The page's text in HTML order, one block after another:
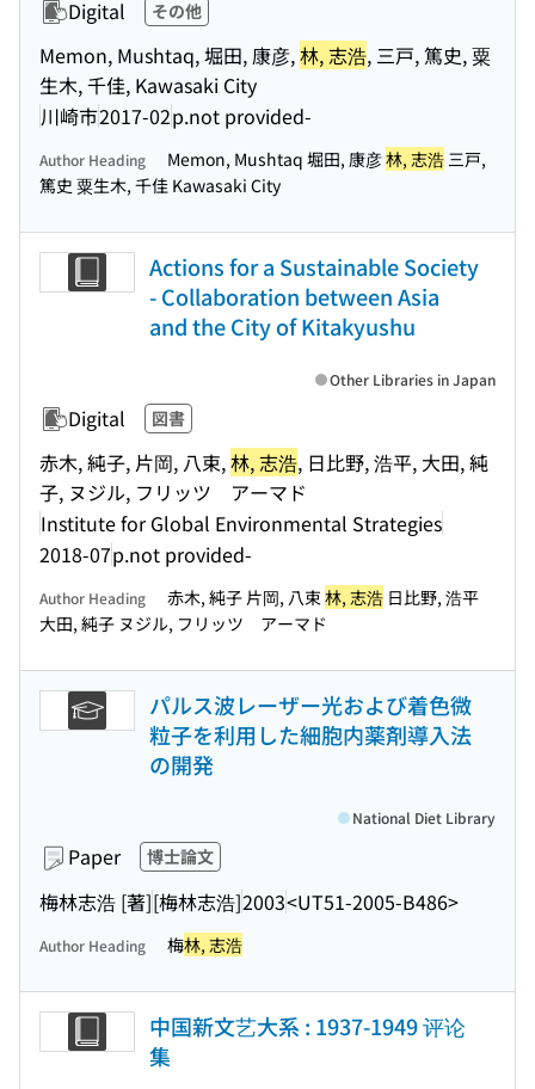
Digital その他
Memon, Mushtaq, 堀田, 康彦,林, 志浩, 三戸, 篤史, 粟
生木, 千佳, Kawasaki City
川崎市2017-02p.not provided-
Author Heading Memon, Mushtaq 堀田, 康彦林, 志浩 三戸,
篤史 粟生木, 千佳 Kawasaki City
Actions for a Sustainable Society
- Collaboration between Asia
and the City of Kitakyushu
Digital 図書
赤木, 純子, 片岡, 八束,林, 志浩, 日比野, 浩平, 大田, 純
子, ヌジル, フリッツ アーマド
Institute for Global Environmental Strategies
2018-07p.not provided-
Other Libraries in Japan
Author Heading 赤木, 純子 片岡, 八束林, 志浩 日比野, 浩平
大田, 純子 ヌジル, フリッツ アーマド
パルス波レーザー光および着色微
粒子を利用した細胞内薬剤導入法
の開発
Paper 博士論文
梅林志浩 [著][梅林志浩]2003<UT51-2005-B486>
National Diet Library
Author Heading 梅林, 志浩
中国新文艺大系 : 1937-1949 评论
集